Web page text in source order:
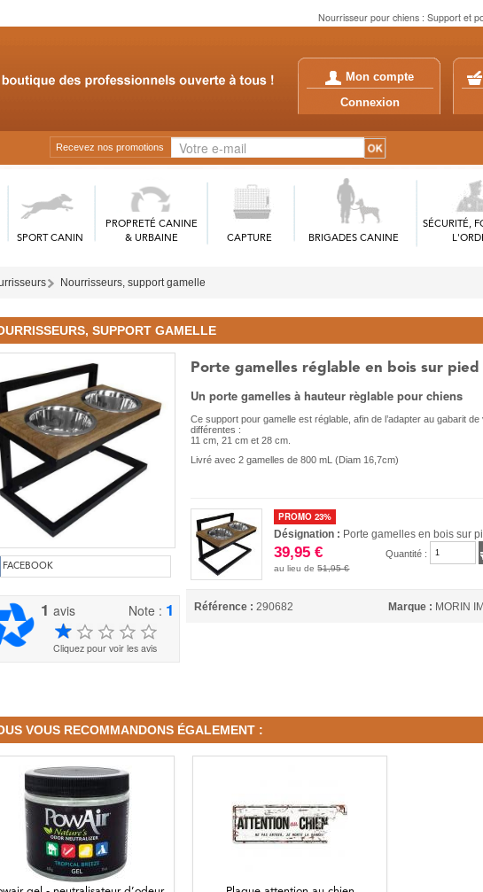
Nourrisseur pour chiens : Support et
Mon compte
Connexion
Recevez nos promotions
SPORT CANIN
PROPRETÉ CANINE
& URBAINE
CAPTURE BRIGADES CANINE
SÉCURITÉ,
Nourrisseurs, support gamelle
SUPPORT GAMELLE
FACEBOOK
1 avis Note : 1
Cliquez pour voir les avis
Porte gamelles réglable en bois sur pied
Un porte gamelles à hauteur règlable pour chiens
Ce support pour gamelle est réglable, afin de l’adapter au gabarit
différentes :
11 cm, 21 cm et 28 cm.
Livré avec 2 gamelles de 800 mL (Diam 16,7cm)
PROMO 23%
Désignation : Porte gamelles en bois sur
39,95 €
au lieu de51,95 €
Quantité :
Référence : 290682 Marque : MORIN
VOUS RECOMMANDONS ÉGALEMENT :